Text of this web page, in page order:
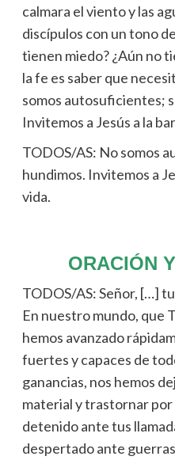
calmara el viento y las
discípulos con un tono
tienen miedo? ¿Aún no
la fe es saber que
somos autosuficientes;
Invitemos a Jesús a la
TODOS/AS: No somos
hundimos. Invitemos a
vida.
ORACIÓN
TODOS/AS: Señor, […]
En nuestro mundo, que
hemos avanzado
fuertes y capaces de
ganancias, nos hemos
material y trastornar por
detenido ante tus
despertado ante